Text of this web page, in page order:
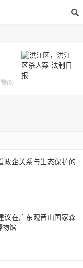
赞(0)
政企关系与生态保护的
议在广东观音山国家森
物馆